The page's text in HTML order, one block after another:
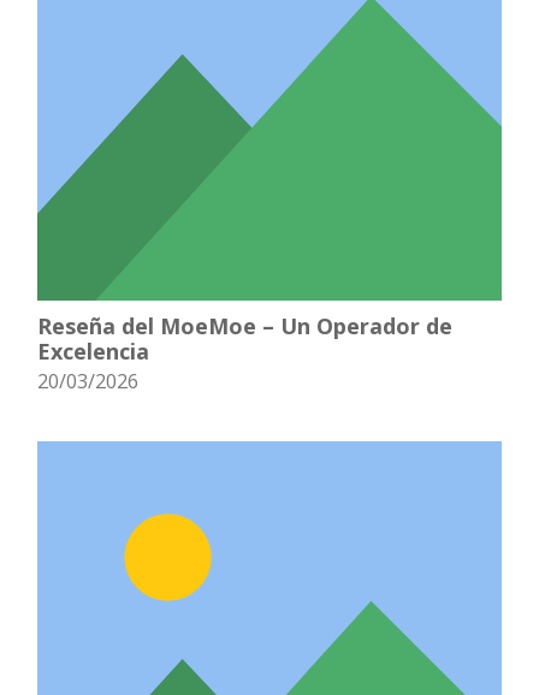
Reseña del MoeMoe – Un Operador de
Excelencia
20/03/2026